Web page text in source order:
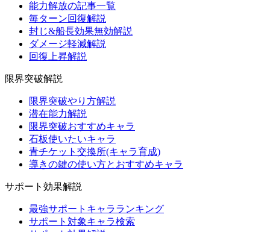
能力解放の記事一覧
毎ターン回復解説
封じ&船長効果無効解説
ダメージ軽減解説
回復上昇解説
限界突破解説
限界突破やり方解説
潜在能力解説
限界突破おすすめキャラ
石板使いたいキャラ
青チケット交換所(キャラ育成)
導きの鍵の使い方とおすすめキャラ
サポート効果解説
最強サポートキャラランキング
サポート対象キャラ検索